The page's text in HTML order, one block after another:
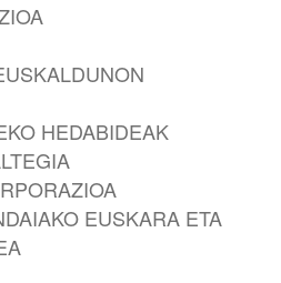
HEDABIDEAK
EUSKARA ETA